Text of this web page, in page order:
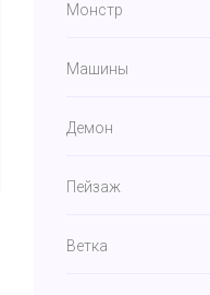
Монстр
Машины
Демон
Пейзаж
Ветка